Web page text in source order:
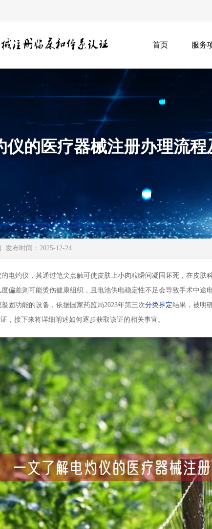
首页 服务
仪的医疗器械注册办理流程
发布时间：2025-12-24
灼仪，其通过笔尖点触可使皮肤上小肉粒瞬间凝固坏死，在皮肤
偏差则可能烫伤健康组织，且电池供电稳定性不足会导致手术中途
固功能的设备，依据国家药监局2023年第三次分类界定结果，被明
，接下来将详细阐述如何逐步获取该证的相关事宜。